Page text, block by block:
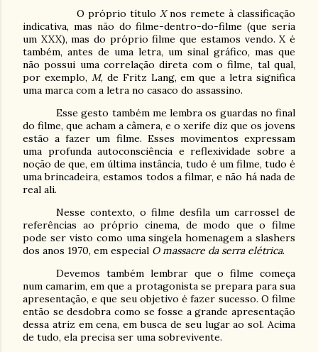
O próprio título Xnos remete à classificação
indicativa, mas não do filme-dentro-do-filme (que seria
um XXX), mas do próprio filme que estamos vendo. X é
também, antes de uma letra, um sinal gráfico, mas que
não possui uma correlação direta com o filme, tal qual,
por exemplo, M, de Fritz Lang, em que a letra significa
uma marca com a letra no casaco do assassino.
Esse gesto também me lembra os guardas no final
do filme, que acham a câmera, e o xerife diz que os jovens
estão a fazer um filme. Esses movimentos expressam
uma profunda autoconsciência e reflexividade sobre a
noção de que, em última instância, tudo é um filme, tudo é
uma brincadeira, estamos todos a filmar, e não há nada de
real ali.
Nesse contexto, o filme desfila um carrossel de
referências ao próprio cinema, de modo que o filme
pode ser visto como uma singela homenagem a slashers
dos anos 1970, em especial O massacre da serra elétrica.
Devemos também lembrar que o filme começa
num camarim, em que a protagonista se prepara para sua
apresentação, e que seu objetivo é fazer sucesso. O filme
então se desdobra como se fosse a grande apresentação
dessa atriz em cena, em busca de seu lugar ao sol. Acima
de tudo, ela precisa ser uma sobrevivente.